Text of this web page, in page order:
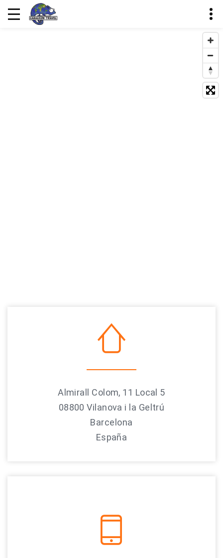
Almirall Colom, 11 Local 5
08800 Vilanova i la Geltrú
Barcelona
España